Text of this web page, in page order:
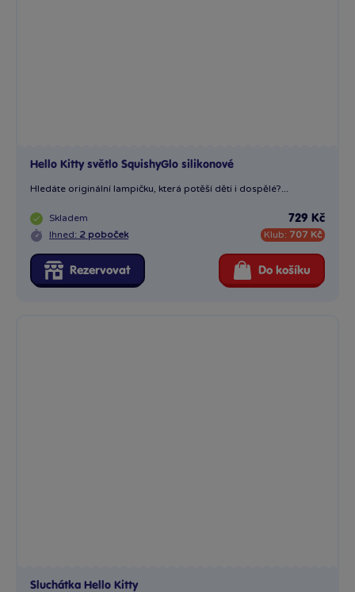
Hello Kitty světlo SquishyGlo silikonové
Hledáte originální lampičku, která potěší děti i dospělé?...
Skladem
Ihned: 2 poboček
729 Kč
Klub: 707 Kč
Rezervovat Do košíku
Sluchátka Hello Kitty